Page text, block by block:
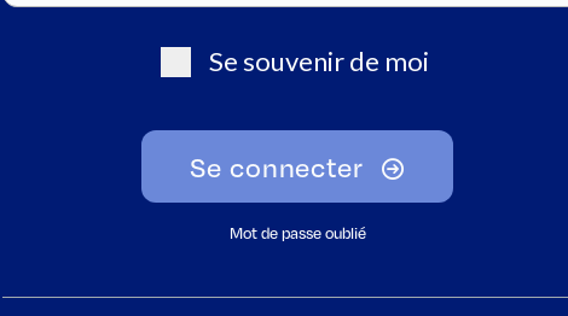
Se souvenir de moi
Se connecter
Mot de passe oublié